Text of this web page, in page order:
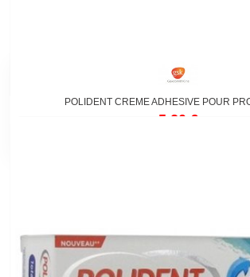
POLIDENT CREME ADHESIVE POUR
5,20 €